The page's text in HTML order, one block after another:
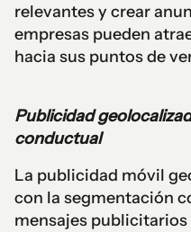
relevantes y crear
empresas pueden
hacia sus puntos de
Publicidad
conductual
La publicidad móvil
con la segmentación
mensajes publicitarios